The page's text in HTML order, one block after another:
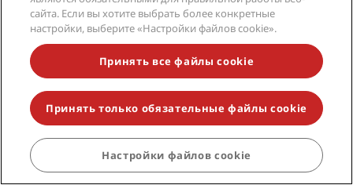
ЗАБРОНИРОВАТЬ
Следите за нашими новостями
Часто задаваемые вопросы
сайта. Если вы хотите выбрать более конкретные
настройки, выберите «Настройки файлов cookie».
Принять все файлы cookie
Принять только обязательные файлы cookie
Настройки файлов cookie